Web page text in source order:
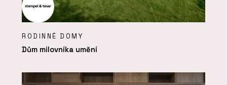
RODINNÉ DOMY
Dům milovníka umění